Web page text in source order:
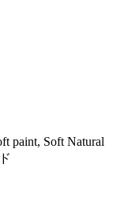
paint, Soft Natural